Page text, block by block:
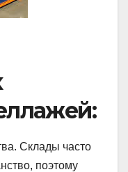
Склады часто
поэтому